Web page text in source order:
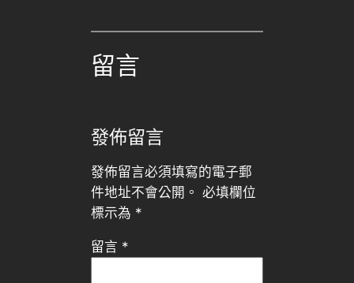
留言
發佈留言
發佈留言必須填寫的電子郵
件地址不會公開。 必填欄位
標示為 *
留言 *